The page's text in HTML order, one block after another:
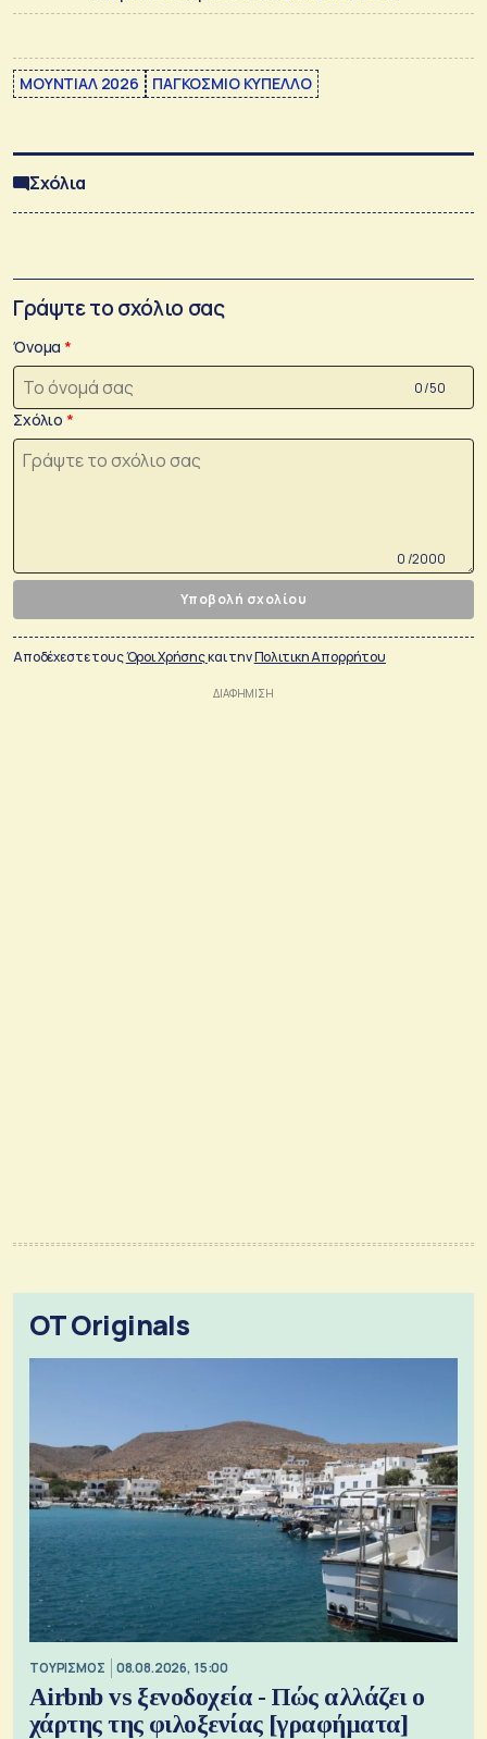
ΜΟΥΝΤΙΑΛ 2026 ΠΑΓΚΟΣΜΙΟ ΚΥΠΕΛΛΟ
Σχόλια
Γράψτε το σχόλιο σας
Όνομα
0 /50
Σχόλιο
0 /2000
Υποβολή σχολίου
Αποδέχεστε τουςΌροι Χρήσηςκαι τηνΠολιτικη Απορρήτου
OT Originals
ΤΟΥΡΙΣΜΟΣ 08.08.2026, 15:00
Airbnb vs ξενοδοχεία - Πώς αλλάζει ο
χάρτης της φιλοξενίας [γραφήματα]